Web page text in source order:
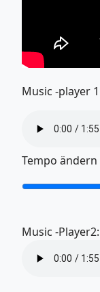
Music -player
Tempo ändern
Music -Player2: